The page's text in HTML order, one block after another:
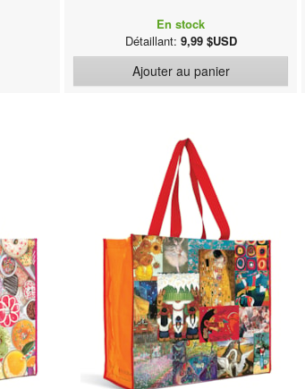
En stock
Détaillant: 9,99 $USD
Ajouter au panier